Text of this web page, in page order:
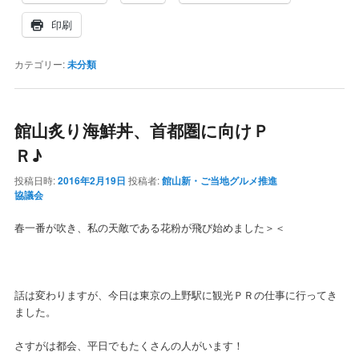
印刷
カテゴリー:未分類
館山炙り海鮮丼、首都圏に向けＰ
Ｒ♪
投稿日時:2016年2月19日 投稿者:館山新・ご当地グルメ推進
協議会
春一番が吹き、私の天敵である花粉が飛び始めました＞＜
話は変わりますが、今日は東京の上野駅に観光ＰＲの仕事に行ってき
ました。
さすがは都会、平日でもたくさんの人がいます！